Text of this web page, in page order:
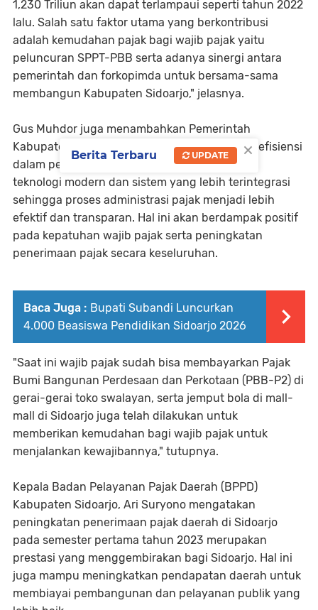
1,230 Triliun akan dapat terlampaui seperti tahun 2022
lalu. Salah satu faktor utama yang berkontribusi
adalah kemudahan pajak bagi wajib pajak yaitu
peluncuran SPPT-PBB serta adanya sinergi antara
pemerintah dan forkopimda untuk bersama-sama
membangun Kabupaten Sidoarjo," jelasnya.
Gus Muhdor juga menambahkan Pemerintah
Kabupaten Sidoarjo akan terus meningkatkan efisiensi
dalam pengumpulan pajak. Melalui penerapan
teknologi modern dan sistem yang lebih terintegrasi
sehingga proses administrasi pajak menjadi lebih
efektif dan transparan. Hal ini akan berdampak positif
pada kepatuhan wajib pajak serta peningkatan
penerimaan pajak secara keseluruhan.
Baca Juga : Bupati Subandi Luncurkan
4.000 Beasiswa Pendidikan Sidoarjo 2026
"Saat ini wajib pajak sudah bisa membayarkan Pajak
Bumi Bangunan Perdesaan dan Perkotaan (PBB-P2) di
gerai-gerai toko swalayan, serta jemput bola di mall-
mall di Sidoarjo juga telah dilakukan untuk
memberikan kemudahan bagi wajib pajak untuk
menjalankan kewajibannya," tutupnya.
Kepala Badan Pelayanan Pajak Daerah (BPPD)
Kabupaten Sidoarjo, Ari Suryono mengatakan
peningkatan penerimaan pajak daerah di Sidoarjo
pada semester pertama tahun 2023 merupakan
prestasi yang menggembirakan bagi Sidoarjo. Hal ini
juga mampu meningkatkan pendapatan daerah untuk
membiayai pembangunan dan pelayanan publik yang
×
Berita Terbaru UPDATE